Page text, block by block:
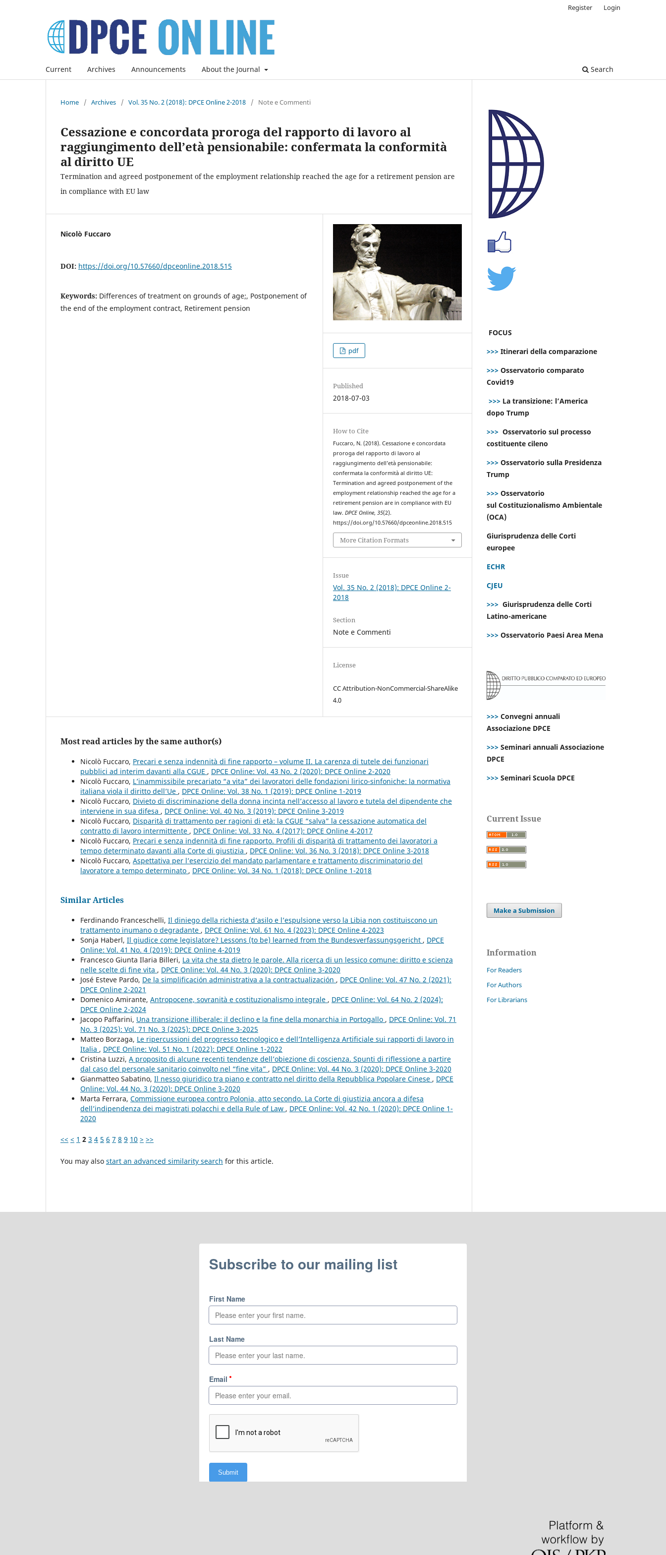
Current Archives Announcements About the Journal Search
Register Login
Home / Archives / Vol. 35 No. 2 (2018): DPCE Online 2-2018 / Note e Commenti
Cessazione e concordata proroga del rapporto di lavoro al
raggiungimento dell’età pensionabile: confermata la conformità
al diritto UE
Termination and agreed postponement of the employment relationship reached the age for a retirement pension are
in compliance with EU law
Nicolò Fuccaro
DOI: https://doi.org/10.57660/dpceonline.2018.515
Keywords: Differences of treatment on grounds of age;, Postponement of
the end of the employment contract, Retirement pension
pdf
Published
2018-07-03
How to Cite
Fuccaro, N. (2018). Cessazione e concordata
proroga del rapporto di lavoro al
raggiungimento dell’età pensionabile:
confermata la conformità al diritto UE:
Termination and agreed postponement of the
employment relationship reached the age for a
retirement pension are in compliance with EU
law.DPCE Online,35(2).
https://doi.org/10.57660/dpceonline.2018.515
More Citation Formats
Issue
Vol. 35 No. 2 (2018): DPCE Online 2-
2018
Section
Note e Commenti
License
CC Attribution-NonCommercial-ShareAlike
4.0
Most read articles by the same author(s)
Nicolò Fuccaro, Precari e senza indennità di fine rapporto – volume II. La carenza di tutele dei funzionari
pubblici ad interim davanti alla CGUE , DPCE Online: Vol. 43 No. 2 (2020): DPCE Online 2-2020
Nicolò Fuccaro, L’inammissibile precariato “a vita” dei lavoratori delle fondazioni lirico-sinfoniche: la normativa
italiana viola il diritto dell’Ue , DPCE Online: Vol. 38 No. 1 (2019): DPCE Online 1-2019
Nicolò Fuccaro, Divieto di discriminazione della donna incinta nell’accesso al lavoro e tutela del dipendente che
interviene in sua difesa , DPCE Online: Vol. 40 No. 3 (2019): DPCE Online 3-2019
Nicolò Fuccaro, Disparità di trattamento per ragioni di età: la CGUE “salva” la cessazione automatica del
contratto di lavoro intermittente , DPCE Online: Vol. 33 No. 4 (2017): DPCE Online 4-2017
Nicolò Fuccaro, Precari e senza indennità di fine rapporto. Profili di disparità di trattamento dei lavoratori a
tempo determinato davanti alla Corte di giustizia , DPCE Online: Vol. 36 No. 3 (2018): DPCE Online 3-2018
Nicolò Fuccaro, Aspettativa per l’esercizio del mandato parlamentare e trattamento discriminatorio del
lavoratore a tempo determinato , DPCE Online: Vol. 34 No. 1 (2018): DPCE Online 1-2018
Similar Articles
Ferdinando Franceschelli, Il diniego della richiesta d’asilo e l’espulsione verso la Libia non costituiscono un
trattamento inumano o degradante , DPCE Online: Vol. 61 No. 4 (2023): DPCE Online 4-2023
Sonja Haberl, Il giudice come legislatore? Lessons (to be) learned from the Bundesverfassungsgericht , DPCE
Online: Vol. 41 No. 4 (2019): DPCE Online 4-2019
Francesco Giunta Ilaria Billeri, La vita che sta dietro le parole. Alla ricerca di un lessico comune: diritto e scienza
nelle scelte di fine vita , DPCE Online: Vol. 44 No. 3 (2020): DPCE Online 3-2020
José Esteve Pardo, De la simplificación administrativa a la contractualización , DPCE Online: Vol. 47 No. 2 (2021):
DPCE Online 2-2021
Domenico Amirante, Antropocene, sovranità e costituzionalismo integrale , DPCE Online: Vol. 64 No. 2 (2024):
DPCE Online 2-2024
Jacopo Paffarini, Una transizione illiberale: il declino e la fine della monarchia in Portogallo , DPCE Online: Vol. 71
No. 3 (2025): Vol. 71 No. 3 (2025): DPCE Online 3-2025
Matteo Borzaga, Le ripercussioni del progresso tecnologico e dell’Intelligenza Artificiale sui rapporti di lavoro in
Italia , DPCE Online: Vol. 51 No. 1 (2022): DPCE Online 1-2022
Cristina Luzzi, A proposito di alcune recenti tendenze dell’obiezione di coscienza. Spunti di riflessione a partire
dal caso del personale sanitario coinvolto nel “fine vita” , DPCE Online: Vol. 44 No. 3 (2020): DPCE Online 3-2020
Gianmatteo Sabatino, Il nesso giuridico tra piano e contratto nel diritto della Repubblica Popolare Cinese , DPCE
Online: Vol. 44 No. 3 (2020): DPCE Online 3-2020
Marta Ferrara, Commissione europea contro Polonia, atto secondo. La Corte di giustizia ancora a difesa
dell’indipendenza dei magistrati polacchi e della Rule of Law , DPCE Online: Vol. 42 No. 1 (2020): DPCE Online 1-
2020
<< < 1 2 3 4 5 6 7 8 9 10 > >>
You may also start an advanced similarity search for this article.
FOCUS
>>> Itinerari della comparazione
>>> Osservatorio comparato
Covid19
>>> La transizione: l’America
dopo Trump
>>> Osservatorio sul processo
costituente cileno
>>> Osservatorio sulla Presidenza
Trump
>>> Osservatorio
sul Costituzionalismo Ambientale
(OCA)
Giurisprudenza delle Corti
europee
ECHR
CJEU
>>> Giurisprudenza delle Corti
Latino-americane
>>> Osservatorio Paesi Area Mena
>>> Convegni annuali
Associazione DPCE
>>> Seminari annuali Associazione
DPCE
>>> Seminari Scuola DPCE
Current Issue
Make a Submission
Information
For Readers
For Authors
For Librarians